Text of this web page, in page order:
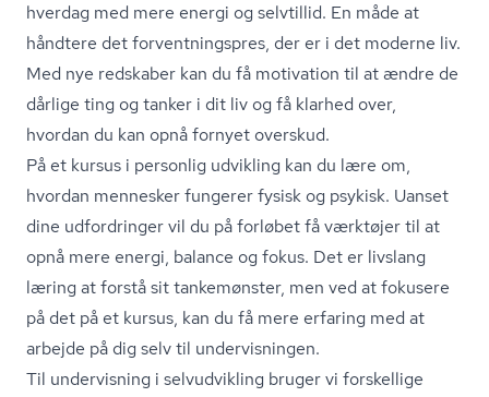
hverdag med mere energi og selvtillid. En måde at
håndtere det for­vent­nings­pres, der er i det moderne liv.
Med nye redskaber kan du få motivation til at ændre de
dårlige ting og tanker i dit liv og få klarhed over,
hvordan du kan opnå fornyet overskud.
På et kursus i personlig udvikling kan du lære om,
hvordan mennesker fungerer fysisk og psykisk. Uanset
dine udfordringer vil du på forløbet få værktøjer til at
opnå mere energi, balance og fokus. Det er livslang
læring at forstå sit tankemønster, men ved at fokusere
på det på et kursus, kan du få mere erfaring med at
arbejde på dig selv til undervisningen.
Til undervisning i selvudvikling bruger vi forskellige